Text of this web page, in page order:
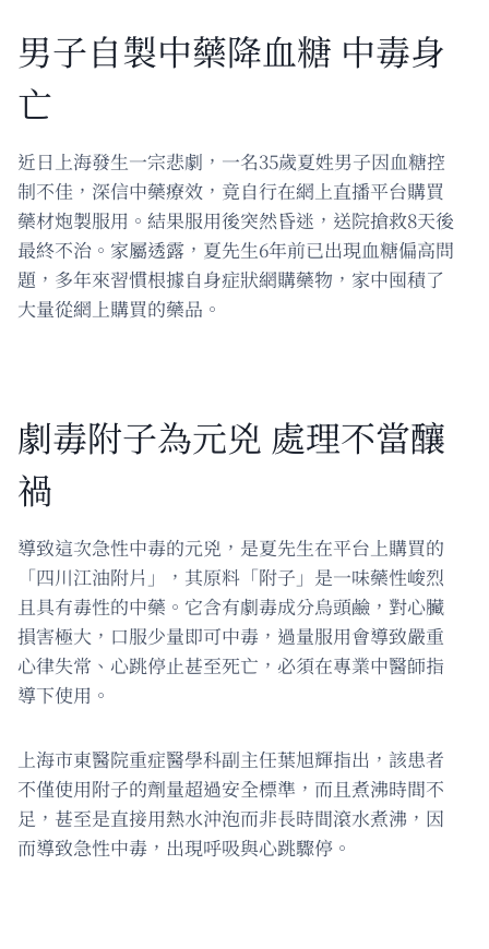
男子自製中藥降血糖 中毒身
亡
近日上海發生一宗悲劇，一名35歲夏姓男子因血糖控
制不佳，深信中藥療效，竟自行在網上直播平台購買
藥材炮製服用。結果服用後突然昏迷，送院搶救8天後
最終不治。家屬透露，夏先生6年前已出現血糖偏高問
題，多年來習慣根據自身症狀網購藥物，家中囤積了
大量從網上購買的藥品。
劇毒附子為元兇 處理不當釀
禍
導致這次急性中毒的元兇，是夏先生在平台上購買的
「四川江油附片」，其原料「附子」是一味藥性峻烈
且具有毒性的中藥。它含有劇毒成分烏頭鹼，對心臟
損害極大，口服少量即可中毒，過量服用會導致嚴重
心律失常、心跳停止甚至死亡，必須在專業中醫師指
導下使用。
上海市東醫院重症醫學科副主任葉旭輝指出，該患者
不僅使用附子的劑量超過安全標準，而且煮沸時間不
足，甚至是直接用熱水沖泡而非長時間滾水煮沸，因
而導致急性中毒，出現呼吸與心跳驟停。